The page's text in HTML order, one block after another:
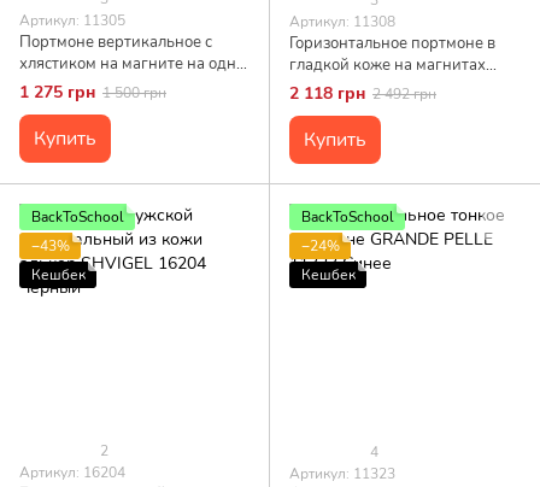
Артикул: 11305
Портмоне вертикальное с
хлястиком на магните на одно
отделение GRANDE PELLE
11305 Коричневое
1 275 грн 1 500 грн
Купить
Артикул: 11308
Горизонтальное портмоне в
гладкой коже на магнитах
GRANDE PELLE 11308
Коричневое
2 118 грн 2 492 грн
Купить
BackToSchool
−43%
Кешбек
2
Артикул: 16204
BackToSchool
−24%
Кешбек
4
Артикул: 11323